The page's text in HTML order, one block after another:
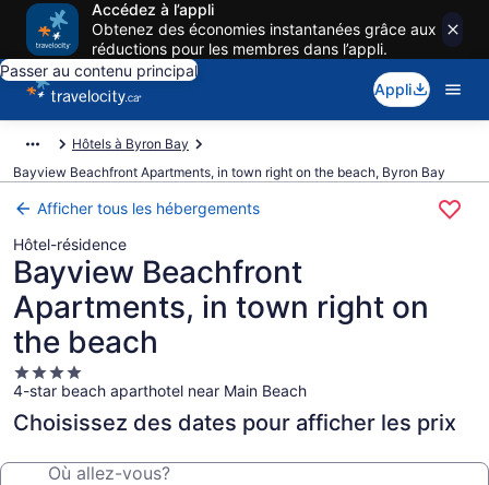
Accédez à l’appli
Obtenez des économies instantanées grâce aux
réductions pour les membres dans l’appli.
Passer au contenu principal
Appli
Hôtels à Byron Bay
Bayview Beachfront Apartments, in town right on the beach, Byron Bay
Afficher tous les hébergements
Hôtel-résidence
Bayview Beachfront
Apartments, in town right on
the beach
Hébergement
4.0 étoiles
4-star beach aparthotel near Main Beach
Choisissez des dates pour afficher les prix
Où allez-vous?